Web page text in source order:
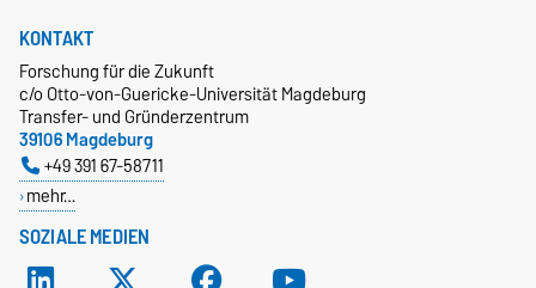
SOZIALE MEDIEN
KONTAKT
Forschung für die Zukunft
c/o Otto-von-Guericke-Universität Magdeburg
Transfer- und Gründerzentrum
39106 Magdeburg
+49 391 67-58711
mehr…